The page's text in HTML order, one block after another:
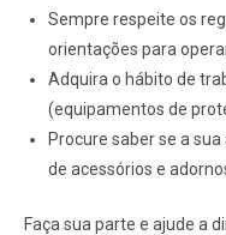
Sempre respeite os
orientações para
Adquira o hábito de
(equipamentos de
Procure saber se a
de acessórios e
Faça sua parte e ajude a